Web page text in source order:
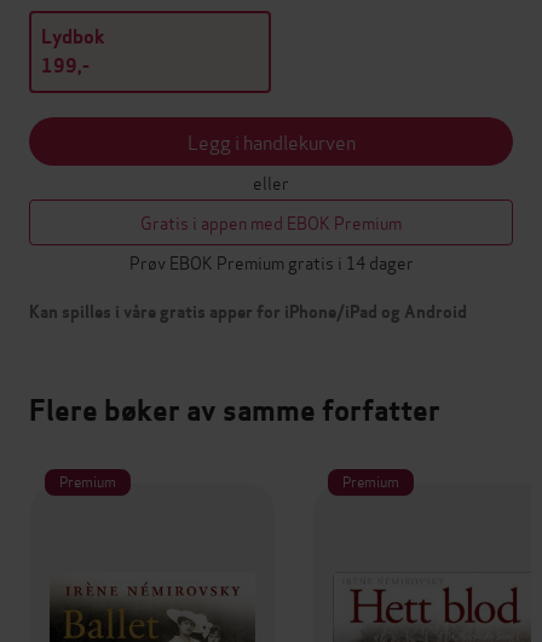
Lydbok
199,-
Legg i handlekurven
eller
Gratis i appen med EBOK Premium
Prøv EBOK Premium gratis i 14 dager
Kan spilles i våre gratis apper for iPhone/iPad og Android
Flere bøker av samme forfatter
Premium Premium